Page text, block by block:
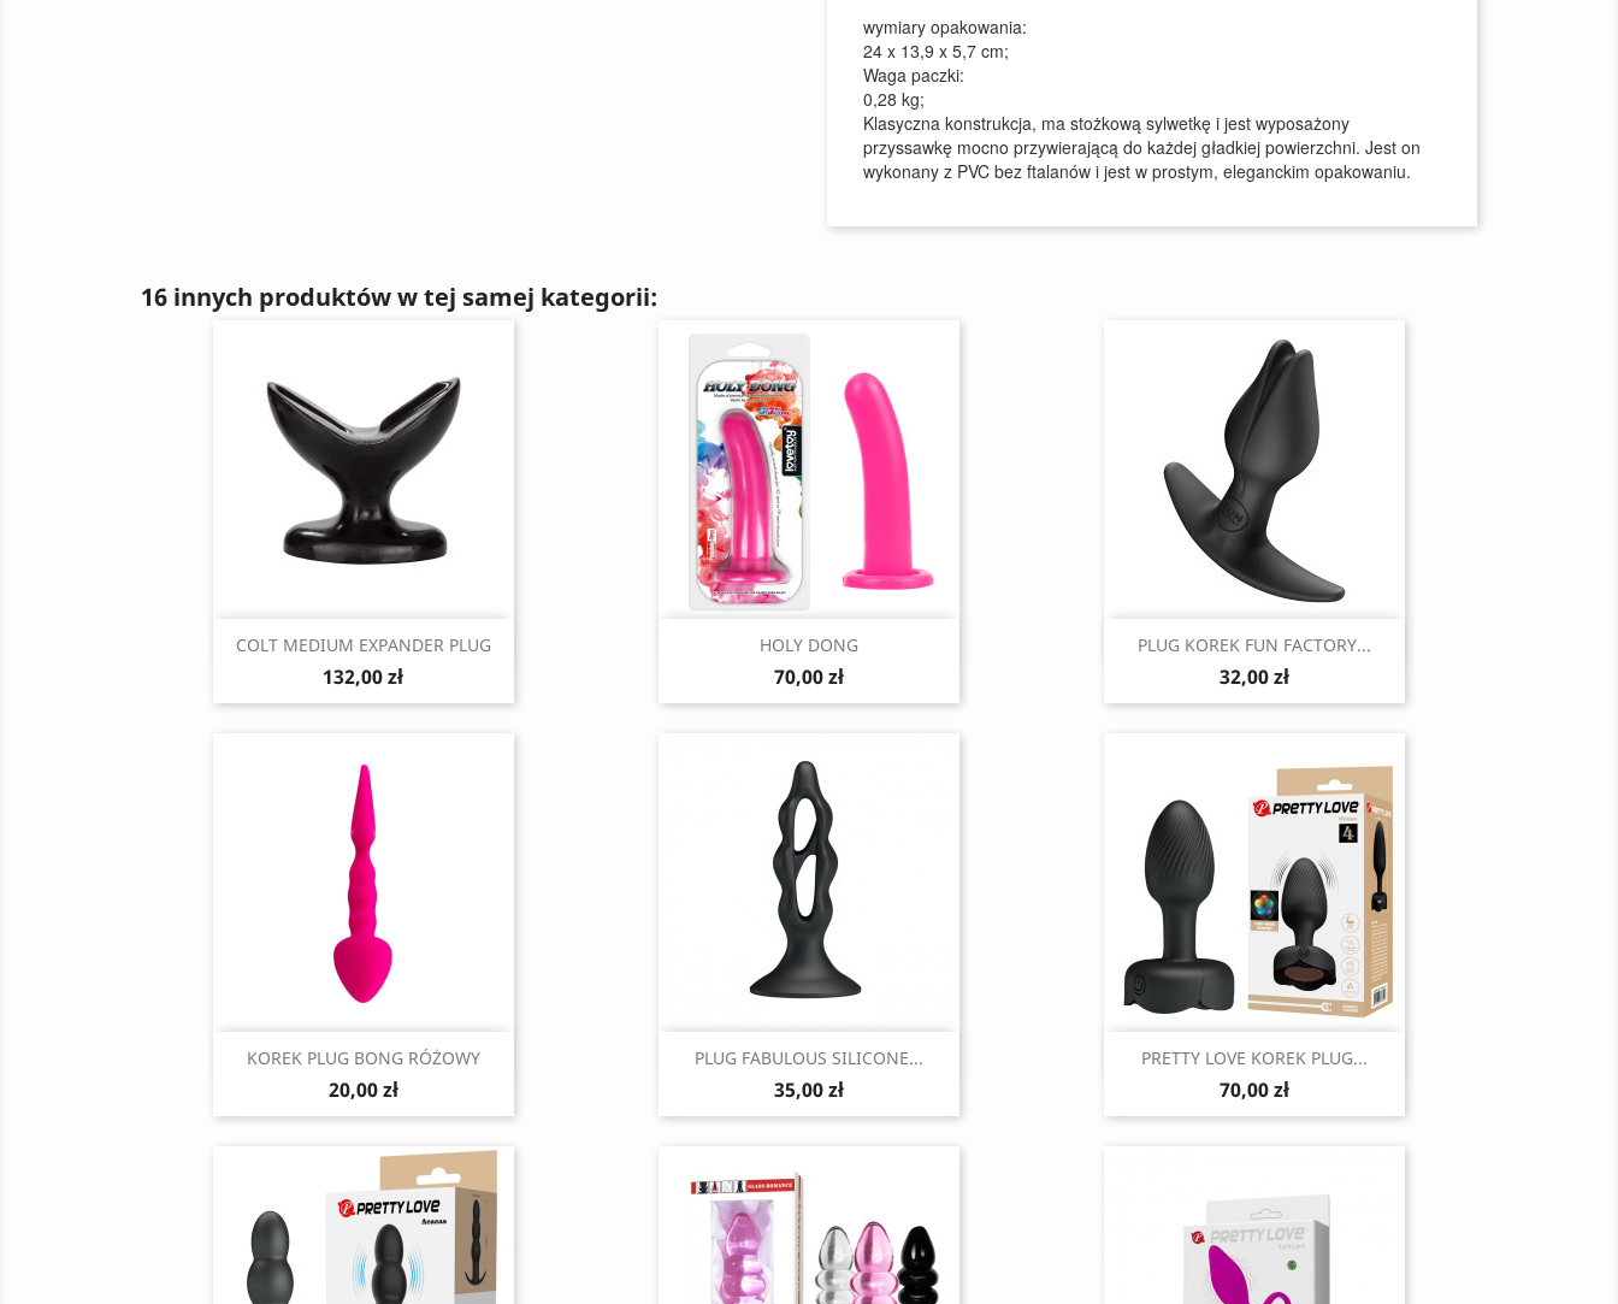
wymiary opakowania:
24 x 13,9 x 5,7 cm;
Waga paczki:
0,28 kg;
Klasyczna konstrukcja, ma stożkową sylwetkę i jest wyposażony
przyssawkę mocno przywierającą do każdej gładkiej powierzchni. Jest on
wykonany z PVC bez ftalanów i jest w prostym, eleganckim opakowaniu.
16 innych produktów w tej samej kategorii:
Szybki podgląd
COLT MEDIUM EXPANDER PLUG
132,00 zł
Szybki podgląd
HOLY DONG
70,00 zł
Szybki podgląd
PLUG KOREK FUN FACTORY...
32,00 zł
 Szybki podgląd
KOREK PLUG BONG RÓŻOWY
20,00 zł
Szybki podgląd
PLUG FABULOUS SILICONE...
35,00 zł
Szybki podgląd
PRETTY LOVE KOREK PLUG...
70,00 zł